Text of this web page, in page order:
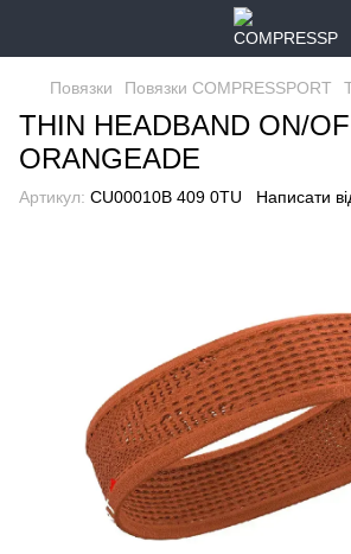
Повязки Повязки COMPRESSPORT
THIN HEADBAND ON/
ORANGEADE
Артикул: CU00010B 409 0TU Написати